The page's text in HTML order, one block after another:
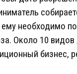
необходимо
Около 10
бизнес,